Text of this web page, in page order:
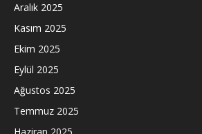
Aralık 2025
Kasım 2025
Ekim 2025
Eylül 2025
Ağustos 2025
Temmuz 2025